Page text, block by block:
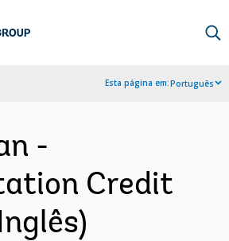
Esta página em:Português
-
Credit